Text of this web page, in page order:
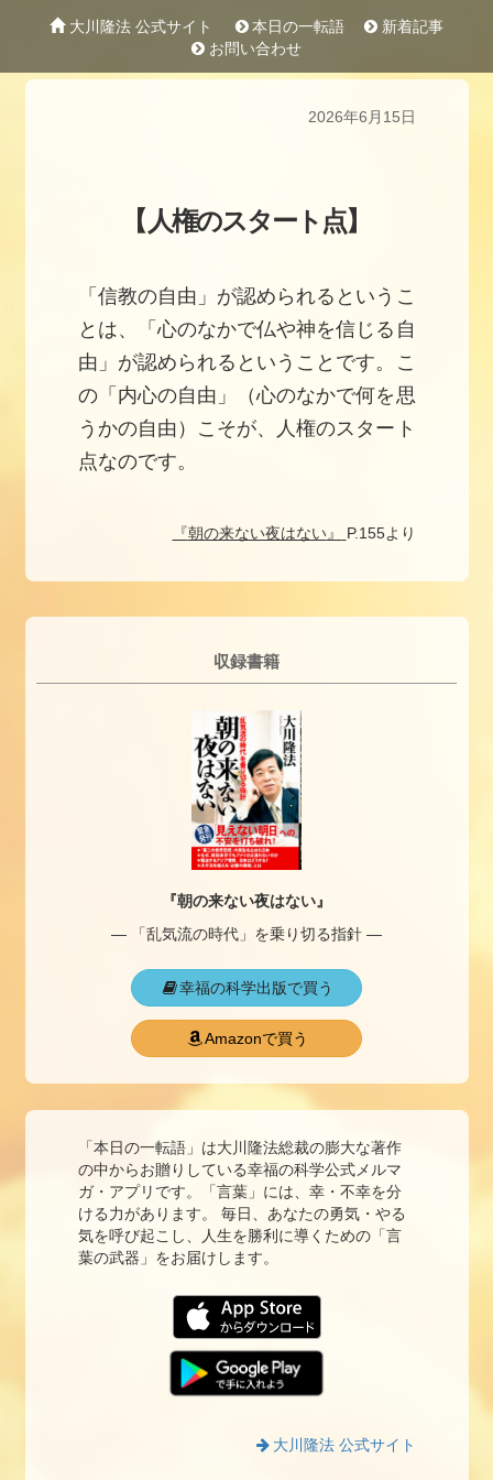
大川隆法 公式サイト 本日の一転語
新着記事
お問い合わせ
2026年6月15日
【 人権のスタート点】
「信教の自由」が認められるというこ
とは、「心のなかで仏や神を信じる自
由」が認められるということです。こ
の「内心の自由」（心のなかで何を思
うかの自由）こそが、人権のスタート
点なのです。
『朝の来ない夜はない』 P.155より
収録書籍
『朝の来ない夜はない』
― 「乱気流の時代」を乗り切る指針 ―
幸福の科学出版で買う
Amazonで買う
「本日の一転語」は大川隆法総裁の膨大な著作
の中からお贈りしている幸福の科学公式メルマ
ガ・アプリです。「言葉」には、幸・不幸を分
ける力があります。 毎日、あなたの勇気・やる
気を呼び起こし、人生を勝利に導くための「言
葉の武器」をお届けします。
大川隆法 公式サイト